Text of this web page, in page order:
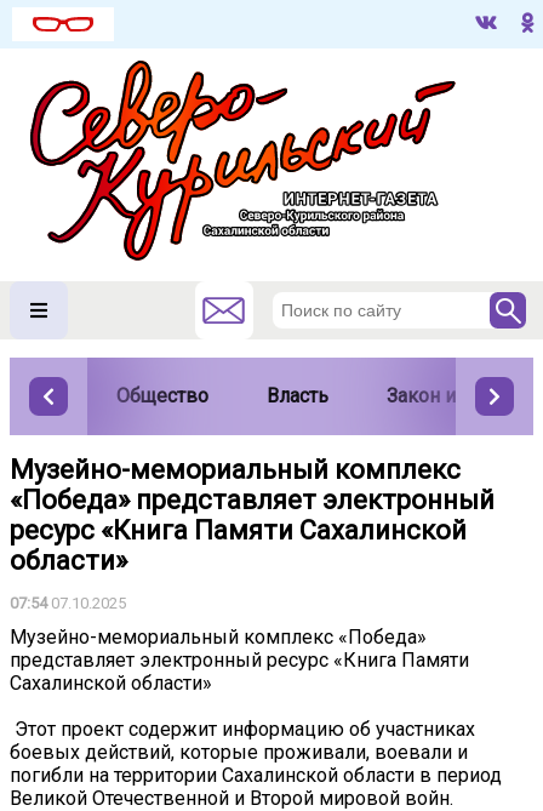
Общество Власть Закон и порядок
Музейно-мемориальный комплекс
«Победа» представляет электронный
ресурс «Книга Памяти Сахалинской
области»
07:5407.10.2025
Музейно-мемориальный комплекс «Победа»
представляет электронный ресурс «Книга Памяти
Сахалинской области»
️ Этот проект содержит информацию об участниках
боевых действий, которые проживали, воевали и
погибли на территории Сахалинской области в период
Великой Отечественной и Второй мировой войн.